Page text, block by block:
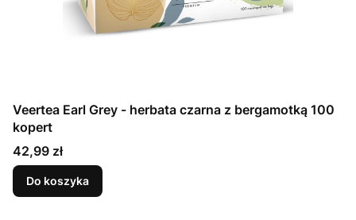
Veertea Earl Grey - herbata czarna z bergamotką 100
kopert
Cena
42,99 zł
Do koszyka